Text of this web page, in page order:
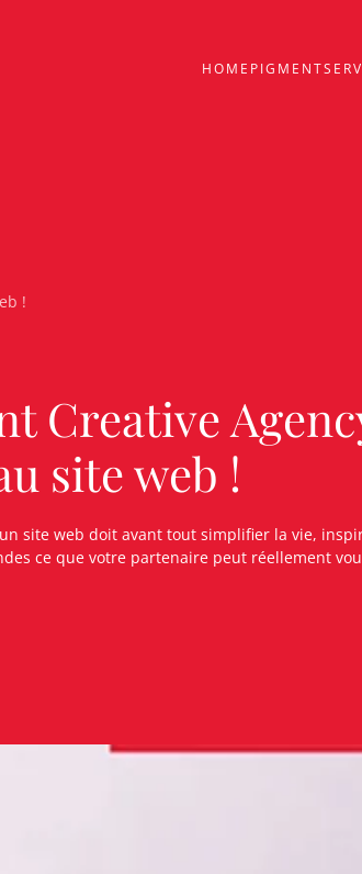
HOME PIGMENT
!
Creative
site web !
un site web doit avant tout simplifier la vie,
ce que votre partenaire peut réellement